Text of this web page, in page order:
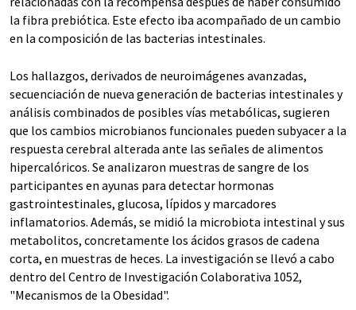
la fibra prebiótica. Este efecto iba acompañado de un cambio
en la composición de las bacterias intestinales.
Los hallazgos, derivados de neuroimágenes avanzadas,
secuenciación de nueva generación de bacterias intestinales y
análisis combinados de posibles vías metabólicas, sugieren
que los cambios microbianos funcionales pueden subyacer a la
respuesta cerebral alterada ante las señales de alimentos
hipercalóricos. Se analizaron muestras de sangre de los
participantes en ayunas para detectar hormonas
gastrointestinales, glucosa, lípidos y marcadores
inflamatorios. Además, se midió la microbiota intestinal y sus
metabolitos, concretamente los ácidos grasos de cadena
corta, en muestras de heces. La investigación se llevó a cabo
dentro del Centro de Investigación Colaborativa 1052,
"Mecanismos de la Obesidad".